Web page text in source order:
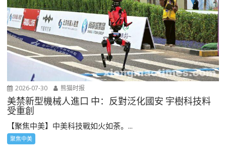
2026-07-30 熊猫时报
美禁新型機械人進口 中：反對泛化國安 宇樹科技料
受重創
【聚焦中美】中美科技戰如火如荼。...
聚焦中美